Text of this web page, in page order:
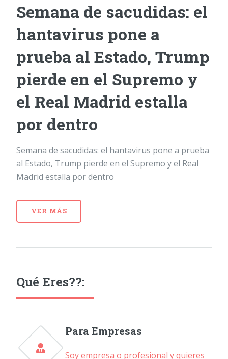
Semana de sacudidas: el
hantavirus pone a
prueba al Estado, Trump
pierde en el Supremo y
el Real Madrid estalla
por dentro
Semana de sacudidas: el hantavirus pone a prueba
al Estado, Trump pierde en el Supremo y el Real
Madrid estalla por dentro
VER MÁS
Qué Eres??:
Para Empresas
Soy empresa o profesional y quieres